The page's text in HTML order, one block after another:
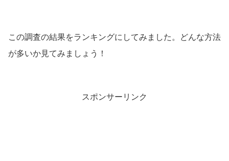
この調査の結果をランキングにしてみました。どんな方法
が多いか見てみましょう！
スポンサーリンク